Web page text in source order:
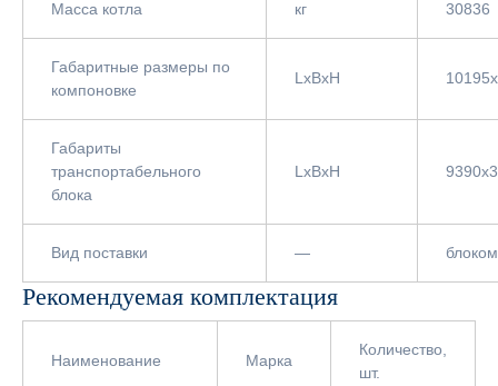
Масса котла кг 30836
Габаритные размеры по
компоновке
LxBxH
Габариты
транспортабельного
блока
LxBxH
Вид поставки — блоком
Рекомендуемая комплектация
Наименование Марка
Количество,
шт.